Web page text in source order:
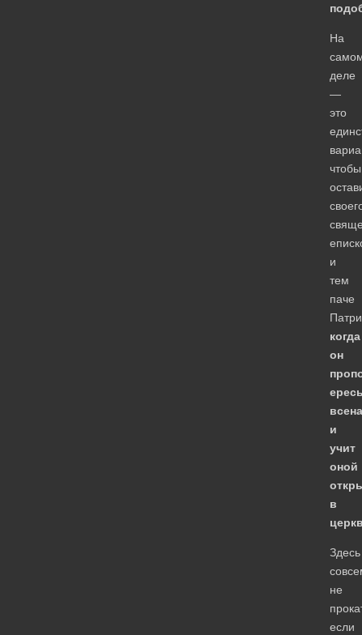
На
деле
—
это
чтобы
и
тем
паче
когда
он
и
учит
оной
в
Здесь
не
если